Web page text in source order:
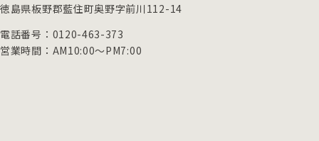
徳島県板野郡藍住町奥野字前川112-14
電話番号：0120-463-373
営業時間：AM10:00～PM7:00